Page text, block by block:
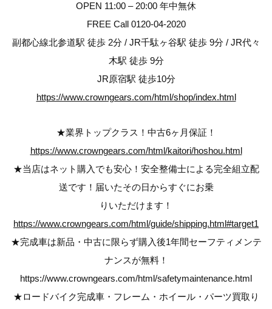
OPEN 11:00 – 20:00 年中無休
FREE Call 0120-04-2020
副都心線北参道駅 徒歩 2分 / JR千駄ヶ谷駅 徒歩 9分 / JR代々
木駅 徒歩 9分
JR原宿駅 徒歩10分
https://www.crowngears.com/html/shop/index.html
★業界トップクラス！中古6ヶ月保証！
https://www.crowngears.com/html/kaitori/hoshou.html
★当店はネット購入でも安心！安全整備士による完全組立配
送です！届いたその日からすぐにお乗
りいただけます！
https://www.crowngears.com/html/guide/shipping.html#target1
★完成車は新品・中古に限らず購入後1年間セーフティメンテ
ナンスが無料！
https://www.crowngears.com/html/safetymaintenance.html
★ロードバイク完成車・フレーム・ホイール・パーツ買取り